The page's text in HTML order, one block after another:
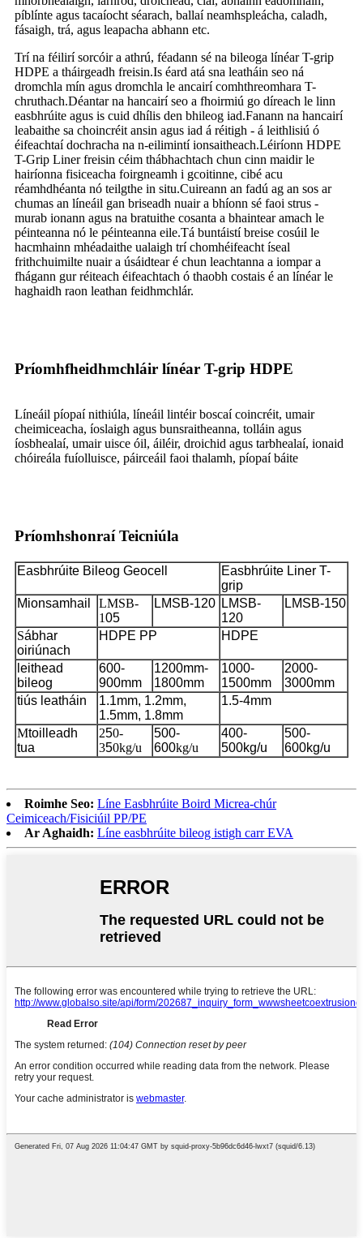
píblínte agus tacaíocht séarach, ballaí neamhspleácha, caladh,
fásaigh, trá, agus leapacha abhann etc.
Trí na féilirí sorcóir a athrú, féadann sé na bileoga línéar T-grip
HDPE a tháirgeadh freisin.Is éard atá sna leatháin seo ná
dromchla mín agus dromchla le ancairí comhthreomhara T-
chruthach.Déantar na hancairí seo a fhoirmiú go díreach le linn
easbhrúite agus is cuid dhílis den bhileog iad.Fanann na hancairí
leabaithe sa choincréit ansin agus iad á réitigh - á leithlisiú ó
éifeachtaí dochracha na n-eilimintí ionsaitheach.Léiríonn HDPE
T-Grip Liner freisin céim thábhachtach chun cinn maidir le
hairíonna fisiceacha foirgneamh i gcoitinne, cibé acu
réamhdhéanta nó teilgthe in situ.Cuireann an fadú ag an sos ar
chumas an líneáil gan briseadh nuair a bhíonn sé faoi strus -
murab ionann agus na bratuithe cosanta a bhaintear amach le
péinteanna nó le péinteanna eile.Tá buntáistí breise cosúil le
hacmhainn mhéadaithe ualaigh trí chomhéifeacht íseal
frithchuimilte nuair a úsáidtear é chun leachtanna a iompar a
fhágann gur réiteach éifeachtach ó thaobh costais é an línéar le
haghaidh raon leathan feidhmchlár.
Príomhfheidhmchláir línéar T-grip HDPE
Líneáil píopaí nithiúla, líneáil lintéir boscaí coincréit, umair
cheimiceacha, íoslaigh agus bunsraitheanna, tolláin agus
íosbhealaí, umair uisce óil, áiléir, droichid agus tarbhealaí, ionaid
chóireála fuíolluisce, páirceáil faoi thalamh, píopaí báite
Príomhshonraí Teicniúla
Easbhrúite Bileog Geocell
Easbhrúite Liner T-
grip
Mionsamhail
LMSB-
105
LMSB-120 LMSB-
120
LMSB-150
Sábhar
oiriúnach
HDPE PP HDPE
leithead
bileog
600-
900mm
1200mm-
1800mm
1000-
1500mm
2000-
3000mm
tiús leatháin
1.1mm, 1.2mm,
1.5mm, 1.8mm
1.5-4mm
Mtoilleadh
tua
250-
350kg/u
500-
600kg/u
400-
500kg/u
500-
600kg/u
Roimhe Seo: Líne Easbhrúite Boird Micrea-chúr
Ceimiceach/Fisiciúil PP/PE
Ar Aghaidh: Líne easbhrúite bileog istigh carr EVA